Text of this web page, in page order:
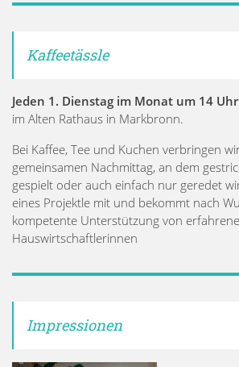
Kaffeetässle
Jeden 1. Dienstag im Monat um 14 Uhr
im Alten Rathaus in Markbronn.
Bei Kaffee, Tee und Kuchen verbringen
gemeinsamen Nachmittag, an dem
gespielt oder auch einfach nur geredet
eines Projektle mit und bekommt nach
kompetente Unterstützung von
Hauswirtschaftlerinnen
Impressionen